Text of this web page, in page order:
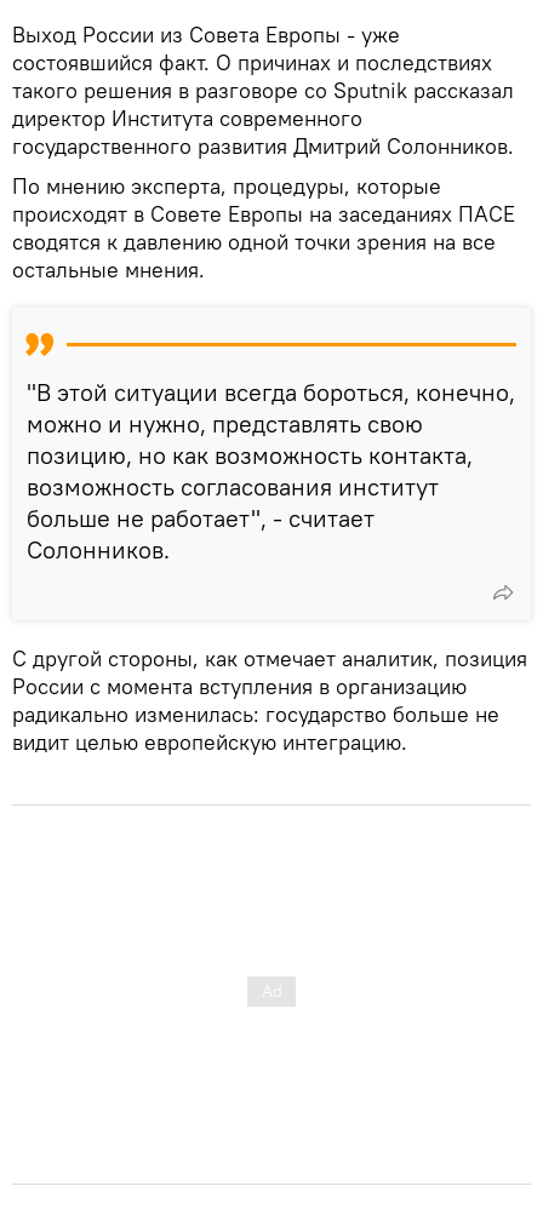
Выход России из Совета Европы - уже
состоявшийся факт. О причинах и последствиях
такого решения в разговоре со Sputnik рассказал
директор Института современного
государственного развития Дмитрий Солонников.
По мнению эксперта, процедуры, которые
происходят в Совете Европы на заседаниях ПАСЕ
сводятся к давлению одной точки зрения на все
остальные мнения.
"В этой ситуации всегда бороться, конечно,
можно и нужно, представлять свою
позицию, но как возможность контакта,
возможность согласования институт
больше не работает", - считает
Солонников.
С другой стороны, как отмечает аналитик, позиция
России с момента вступления в организацию
радикально изменилась: государство больше не
видит целью европейскую интеграцию.